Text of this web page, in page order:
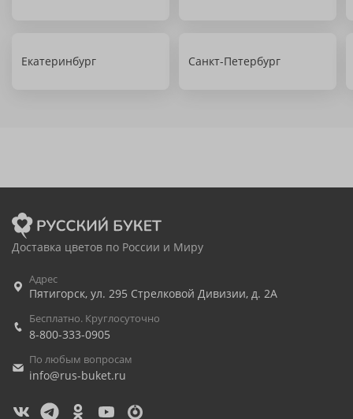
Екатеринбург Санкт-Петербург
Доставка цветов по России и Миру
Адрес
Пятигорск, ул. 295 Стрелковой Дивизии, д. 2А
Бесплатно. Круглосуточно
8-800-333-0905
По любым вопросам
info@rus-buket.ru